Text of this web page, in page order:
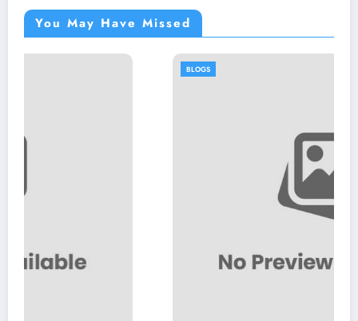
You May Have Missed